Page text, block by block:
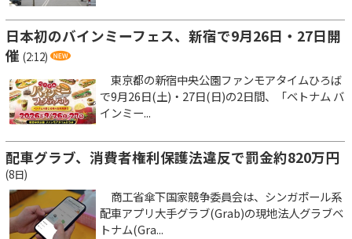
日本初のバインミーフェス、新宿で9月26日・27日開
催 (2:12)
東京都の新宿中央公園ファンモアタイムひろば
で9月26日(土)・27日(日)の2日間、「ベトナム バ
インミー...
配車グラブ、消費者権利保護法違反で罰金約820万円
(8日)
商工省傘下国家競争委員会は、シンガポール系
配車アプリ大手グラブ(Grab)の現地法人グラブベ
トナム(Gra...